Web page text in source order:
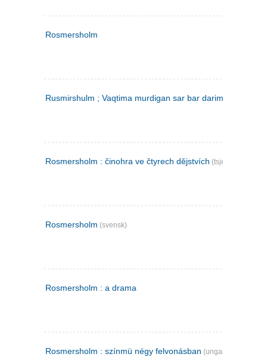
Rosmersholm
Rusmirshulm ; Vaqtima murdigan sar bar darim
Rosmersholm : činohra ve čtyrech dějstvích (tsjekkisk)
Rosmersholm (svensk)
Rosmersholm : a drama
Rosmersholm : színmü négy felvonásban (ungarsk)